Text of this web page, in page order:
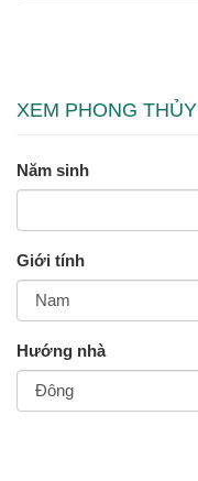
XEM PHONG THỦY
Năm sinh
Giới tính
Hướng nhà